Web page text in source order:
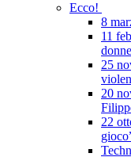
Ecco!
8
11
25
20
22